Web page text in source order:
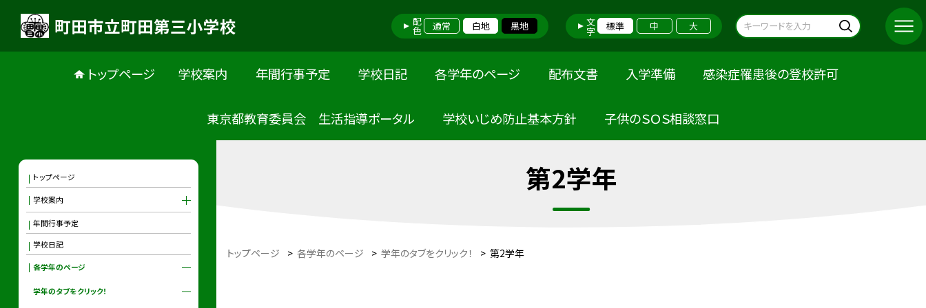
町田市立町田第三小学校 配色 通常 白地 黒地 文字 標準 中 大
トップページ 学校案内 年間行事予定 学校日記 各学年のページ 配布文書 入学準備 感染症罹患後の登校許可
東京都教育委員会 生活指導ポータル 学校いじめ防止基本方針 子供のＳＯＳ相談窓口
第2学年
トップページ > 各学年のページ > 学年のタブをクリック！ > 第2学年
トップページ
学校案内
年間行事予定
学校日記
各学年のページ
学年のタブをクリック！